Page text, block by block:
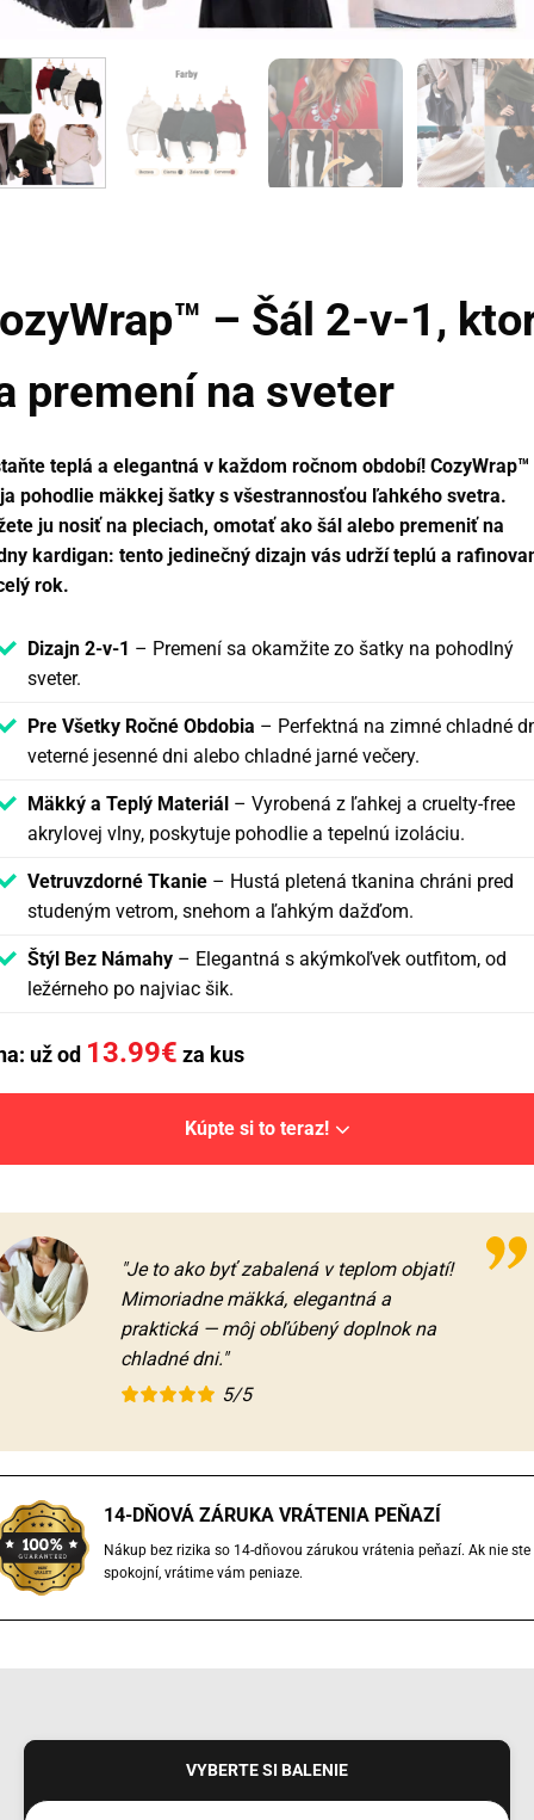
– Šál 2-v-1,
premení na sveter
teplá a elegantná v každom ročnom období! CozyWrap™
pohodlie mäkkej šatky s všestrannosťou ľahkého svetra.
ju nosiť na pleciach, omotať ako šál alebo premeniť na
kardigan: tento jedinečný dizajn vás udrží teplú a
rok.
Dizajn 2-v-1 – Premení sa okamžite zo šatky na pohodlný
sveter.
Pre Všetky Ročné Obdobia – Perfektná na zimné chladné
veterné jesenné dni alebo chladné jarné večery.
Mäkký a Teplý Materiál – Vyrobená z ľahkej a cruelty-free
akrylovej vlny, poskytuje pohodlie a tepelnú izoláciu.
Vetruvzdorné Tkanie – Hustá pletená tkanina chráni pred
studeným vetrom, snehom a ľahkým dažďom.
Štýl Bez Námahy – Elegantná s akýmkoľvek outfitom, od
ležérneho po najviac šik.
už od 13.99€ za kus
Kúpte si to teraz!
"Je to ako byť zabalená v teplom objatí!
Mimoriadne mäkká, elegantná a
praktická — môj obľúbený doplnok na
chladné dni."
5/5
14-DŇOVÁ ZÁRUKA VRÁTENIA PEŇAZÍ
Nákup bez rizika so 14-dňovou zárukou vrátenia peňazí. Ak nie ste
spokojní, vrátime vám peniaze.
VYBERTE SI BALENIE